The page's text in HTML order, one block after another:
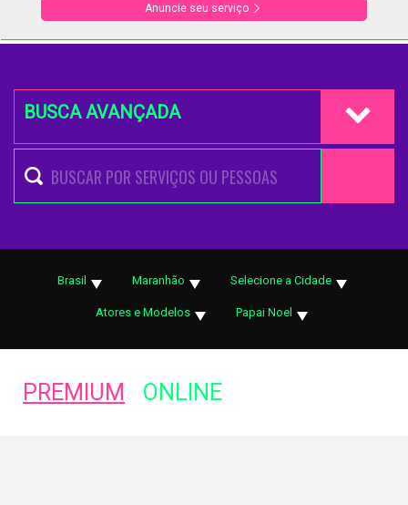
Anuncie seu serviço
BUSCA AVANÇADA
Brasil Maranhão Selecione a Cidade
Atores e Modelos Papai Noel
PREMIUM ONLINE